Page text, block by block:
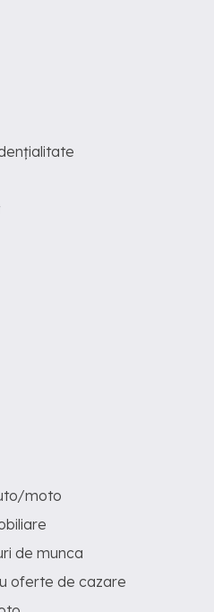
moto
de munca
oferte de cazare